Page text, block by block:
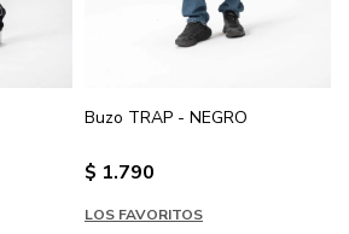
Buzo TRAP - NEGRO
$ 1.790
LOS FAVORITOS